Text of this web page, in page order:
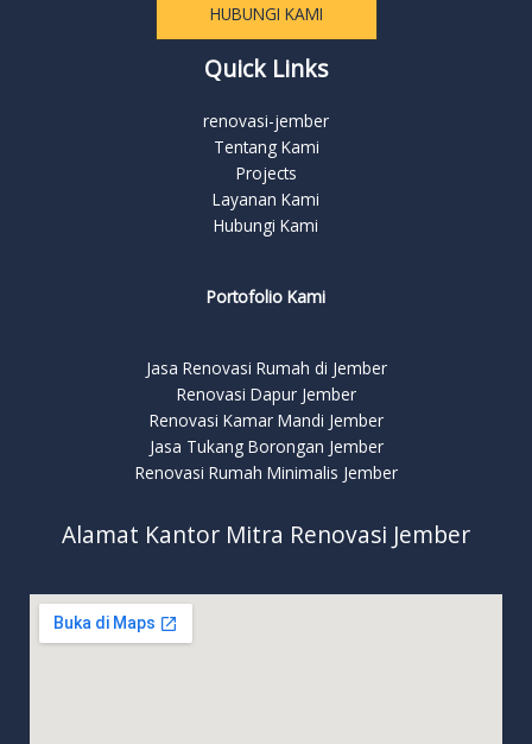
HUBUNGI KAMI
Quick Links
renovasi-jember
Tentang Kami
Projects
Layanan Kami
Hubungi Kami
Portofolio Kami
Jasa Renovasi Rumah di Jember
Renovasi Dapur Jember
Renovasi Kamar Mandi Jember
Jasa Tukang Borongan Jember
Renovasi Rumah Minimalis Jember
Alamat Kantor Mitra Renovasi Jember